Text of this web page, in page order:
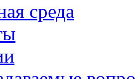
среда